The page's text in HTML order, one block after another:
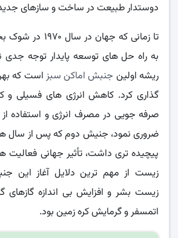
دوستدار طبیعت در ساخت و سازهای
تا زمانی که جهان
به راه حل های توسعه پایدار توجه
ریشه اولین جنبش اماکن سبز است که
گذاری کرد. کاهش انرژی های فسیلی و
صرفه جویی در مصرف انرژی و استفاده از
پیچیده تری داشت، تأثیر جهانی فعالیت
زیست از مهم ترین دلایل آغاز این
زیست بشر و افزایش بی اندازه گازهای
اتمسفر و گرمایش کره زمین بود.